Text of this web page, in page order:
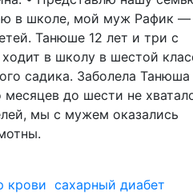
в школе, мой муж Рафик —
Танюше 12 лет и три с
в школу в шестой
садика. Заболела Танюша
месяцев до шести не
мы с мужем оказались
крови сахарный диабет